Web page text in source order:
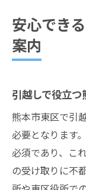
安心でき
案内
引越しで役立
熊本市東区で引
必要となります
必須であり、こ
の受け取りに不